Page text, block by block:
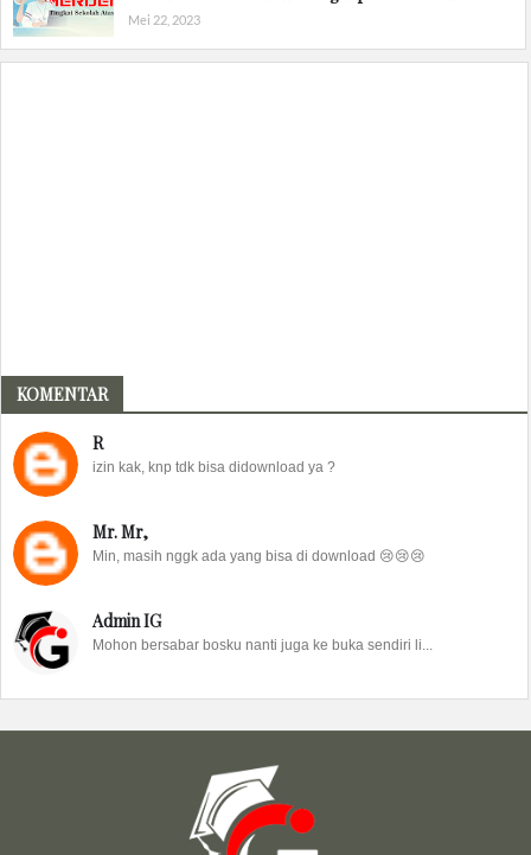
Mei 22, 2023
KOMENTAR
R
izin kak, knp tdk bisa didownload ya ?
Mr. Mr,
Min, masih nggk ada yang bisa di download 😢😢😢
Admin IG
Mohon bersabar bosku nanti juga ke buka sendiri li...